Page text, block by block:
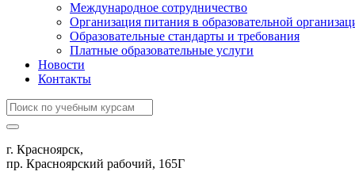
Международное сотрудничество
Организация питания в образовательной
Образовательные стандарты и требования
Платные образовательные услуги
Новости
Контакты
г. Красноярск,
пр. Красноярский рабочий, 165Г